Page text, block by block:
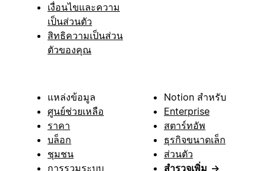
เงื่อนไขและความ
เป็นส่วนตัว
สิทธิความเป็นส่วน
ตัวของคุณ
แหล่งข้อมูล
ศูนย์ช่วยเหลือ
ราคา
บล็อก
ชุมชน
การรวมระบบ
Notion สำหรับ
Enterprise
สตาร์ทอัพ
ธุรกิจขนาดเล็ก
ส่วนตัว
สำรวจเพิ่ม →